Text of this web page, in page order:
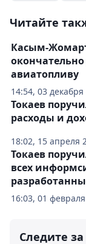
Читайте
14:54, 03 декабря
Касым-
авиатопливу
18:02, 15 апреля
Токаев
расходы и
16:03, 01
Токаев
всех
Следите